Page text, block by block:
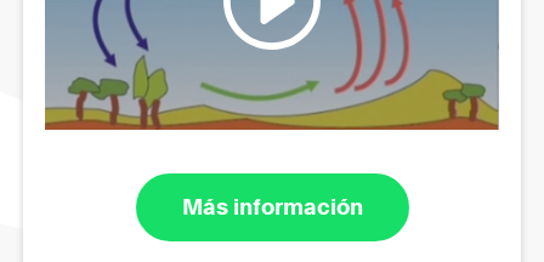
Más información